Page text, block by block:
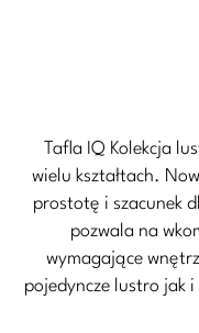
Tafla IQ Kolekcja
wielu kształtach.
prostotę i szacunek
pozwala na
wymagające
pojedyncze lustro jak